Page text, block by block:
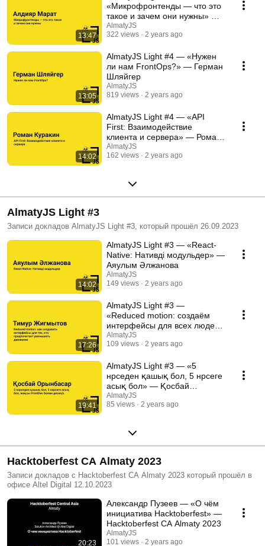
13:47
«Микрофронтенды — что это
такое и зачем они нужны» —
Алдияр Марат
AlmatyJS
322 views
2 years ago
13:05
AlmatyJS Light #4 — «Нужен
ли нам FrontOps?» — Герман
Шляйгер
AlmatyJS
819 views
2 years ago
14:02
AlmatyJS Light #4 — «API
First: Взаимодействие
клиента и сервера» — Роман
Куракин
AlmatyJS
162 views
2 years ago
AlmatyJS Light #3
Записи докладов AlmatyJS Light #3, который прошёл 26.09.2023
14:02
AlmatyJS Light #3 — «React-
Native: Нативді модульдер» —
Аяулым Әлжанова
AlmatyJS
149 views
2 years ago
17:26
AlmatyJS Light #3 —
«Reduced motion: создаём
интерфейсы для всех людей»
— Тимур Жигмытов
AlmatyJS
109 views
2 years ago
19:41
AlmatyJS Light #3 — «5
нәрседен қашық бол, 5 нәрсеге
асық бол» — Қосбай
Орынбасар
AlmatyJS
85 views
2 years ago
Hacktoberfest CA Almaty 2023
Записи докладов с Hacktoberfest CA Almaty 2023 который прошёл в
офисе Altel Digital 12.10.2023
20:23
Александр Пузеев — «О чём
инициатива Hacktoberfest» —
Hacktoberfest CA Almaty 2023
AlmatyJS
101 views
2 years ago